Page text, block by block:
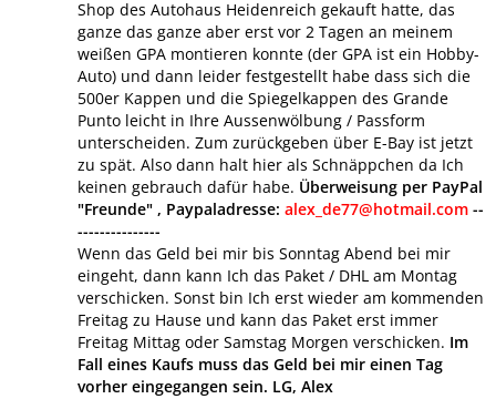
Shop des Autohaus Heidenreich gekauft hatte, das
ganze das ganze aber erst vor 2 Tagen an meinem
weißen GPA montieren konnte (der GPA ist ein Hobby-
Auto) und dann leider festgestellt habe dass sich die
500er Kappen und die Spiegelkappen des Grande
Punto leicht in Ihre Aussenwölbung / Passform
unterscheiden. Zum zurückgeben über E-Bay ist jetzt
zu spät. Also dann halt hier als Schnäppchen da Ich
keinen gebrauch dafür habe. Überweisung per PayPal
"Freunde" , Paypaladresse: alex_de77@hotmail.com --
---------------
Wenn das Geld bei mir bis Sonntag Abend bei mir
eingeht, dann kann Ich das Paket / DHL am Montag
verschicken. Sonst bin Ich erst wieder am kommenden
Freitag zu Hause und kann das Paket erst immer
Freitag Mittag oder Samstag Morgen verschicken. Im
Fall eines Kaufs muss das Geld bei mir einen Tag
vorher eingegangen sein. LG, Alex